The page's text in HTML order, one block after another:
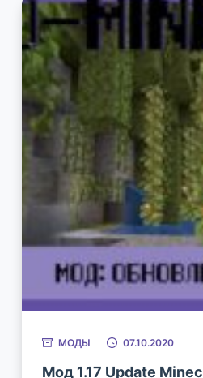
МОДЫ 07.10.2020
Мод 1.17 Update